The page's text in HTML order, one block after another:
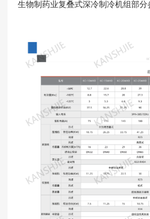
生物制药业复叠式深冷制冷机组部分